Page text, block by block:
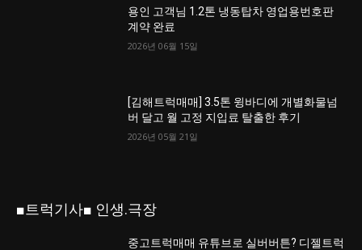
용인 고객님 1.2톤 냉동탑차 영업용번호판
계약 완료
2026년 06월 15일
[김해트럭매매] 3.5톤 윙바디에 개별화물넘
버 달고 월 고정 지입료 탈출한 후기
2026년 05월 21일
■트럭기사■ 인생.극장
중고트럭매매 유튜브로 실버버튼? 디젤트럭